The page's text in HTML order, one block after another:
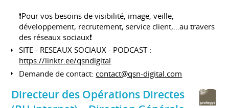
❗️Pour vos besoins de visibilité, image, veille,
développement, recrutement, service client,...au travers
des réseaux sociaux❗️
SITE - RESEAUX SOCIAUX - PODCAST :
https://linktr.ee/qsndigital
Demande de contact: contact@qsn-digital.com
Directeur des Opérations Directes